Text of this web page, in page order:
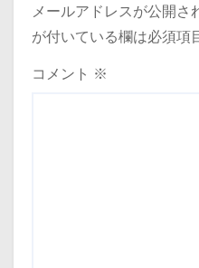
メールアドレスが公開さ
が付いている欄は必須項
コメント ※